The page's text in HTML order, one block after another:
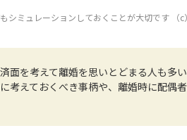
シミュレーションしておくことが大切です （
を考えて離婚を思いとどまる人も多
えておくべき事柄や、離婚時に配偶